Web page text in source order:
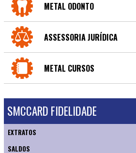
METAL ODONTO
ASSESSORIA JURÍDICA
METAL CURSOS
SMCCARD FIDELIDADE
EXTRATOS
SALDOS